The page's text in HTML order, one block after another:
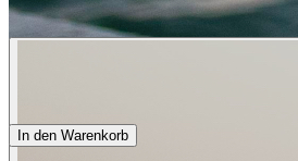
In den Warenkorb